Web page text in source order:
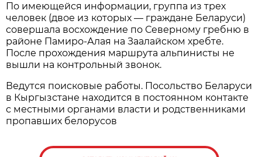
По имеющейся информации, группа из трех
человек (двое из которых — граждане Беларуси)
совершала восхождение по Северному гребню в
районе Памиро-Алая на Заалайском хребте.
После прохождения маршрута альпинисты не
вышли на контрольный звонок.
Ведутся поисковые работы. Посольство Беларуси
в Кыргызстане находится в постоянном контакте
с местными органами власти и родственниками
пропавших белорусов